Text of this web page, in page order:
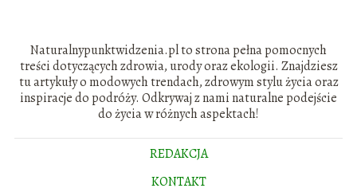
Naturalnypunktwidzenia.pl to strona pełna pomocnych
treści dotyczących zdrowia, urody oraz ekologii. Znajdziesz
tu artykuły o modowych trendach, zdrowym stylu życia oraz
inspiracje do podróży. Odkrywaj z nami naturalne podejście
do życia w różnych aspektach!
REDAKCJA
KONTAKT